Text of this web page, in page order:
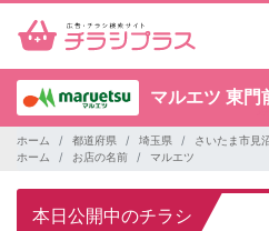
マルエツ 東門
ホーム 都道府県 埼玉県
さいたま市見
ホーム
お店の名前 マルエツ
本日公開中のチラシ